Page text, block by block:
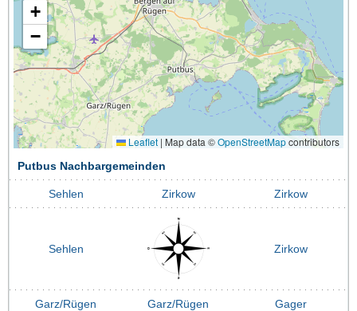
+
−
Leaflet | Map data ©OpenStreetMapcontributors
Putbus Nachbargemeinden
Sehlen Zirkow Zirkow
Sehlen Zirkow
Garz/Rügen Garz/Rügen Gager